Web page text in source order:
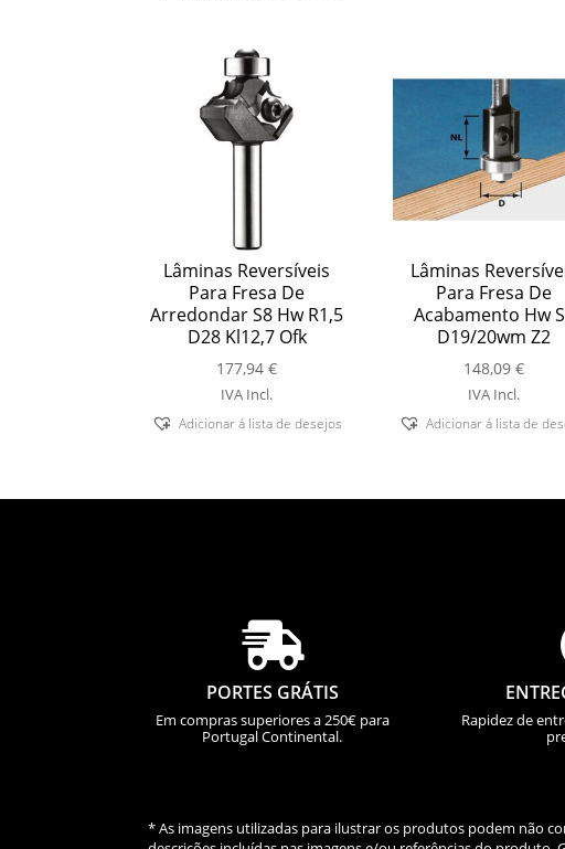
Lâminas Reversíveis
Para Fresa De
Arredondar S8 Hw R1,5
D28 Kl12,7 Ofk
177,94€
IVA Incl.
Adicionar á lista de desejos
Lâminas
Para Fresa De
Acabamento Hw
D19/20wm Z2
148,09€
IVA Incl.
Adicionar á lista de

PORTES GRÁTIS
Em compras superiores a 250€ para
Portugal Continental.
Rapidez de
* As imagens utilizadas para ilustrar os produtos podem não